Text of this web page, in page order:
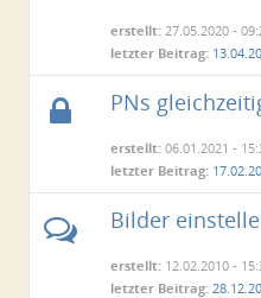
erstellt: 27.05.2020 -
letzter Beitrag:
PNs
erstellt: 06.01.2021 -
letzter Beitrag:
Bilder
erstellt: 12.02.2010 -
letzter Beitrag: